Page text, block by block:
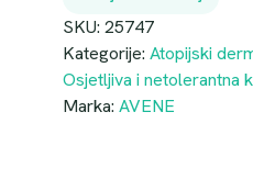
SKU: 25747
Kategorije: Atopijski
Osjetljiva i netolerantna
Marka: AVENE